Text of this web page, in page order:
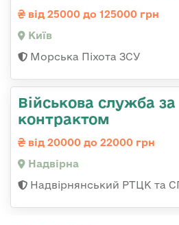
від 25000 до 125000 грн
Київ
Морська Піхота ЗСУ
Військова служба за
контрактом
від 20000 до 22000 грн
Надвірна
Надвірнянський РТЦК та